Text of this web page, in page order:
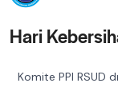
Hari
Komite PPI RSUD